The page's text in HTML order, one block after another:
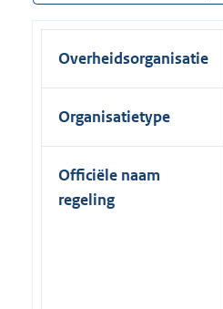
Overheidsorganisatie
Organisatietype
Officiële naam
regeling